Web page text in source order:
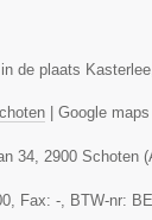
de plaats
| Google maps
34, 2900 Schoten(
, Fax: -, BTW-nr: